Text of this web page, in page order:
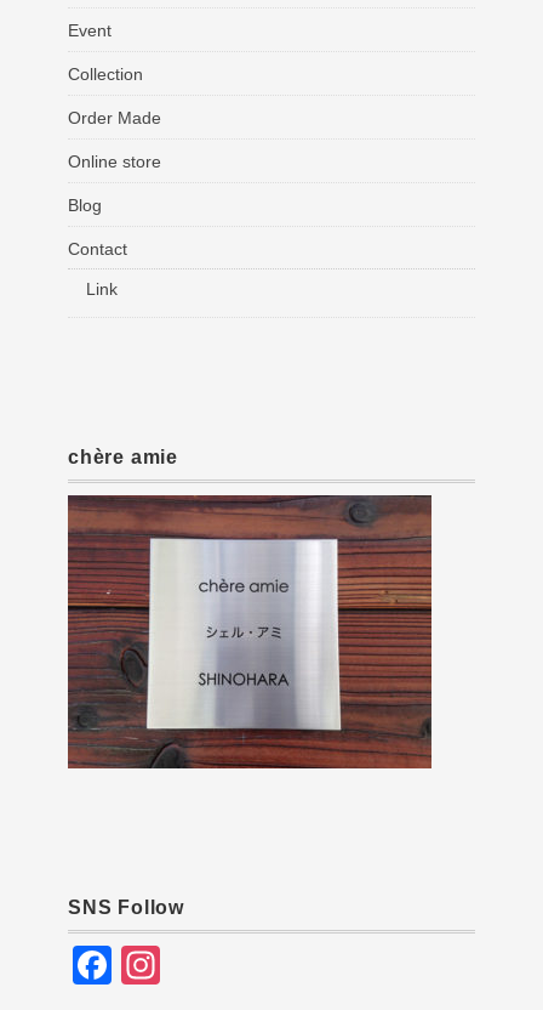
Event
Collection
Order Made
Online store
Blog
Contact
Link
chère amie
SNS Follow
F